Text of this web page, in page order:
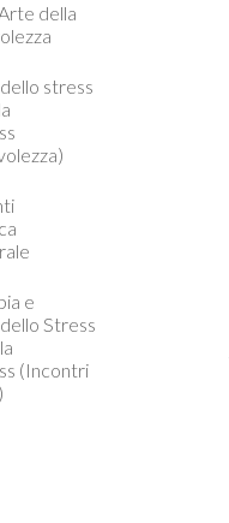
della
stress
e
Stress
(Incontri